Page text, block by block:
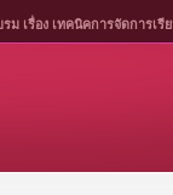
ม เรื่อง เทคนิคการจัดการเ